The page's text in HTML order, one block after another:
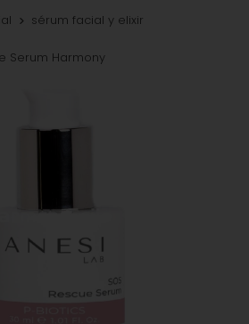
sérum facial y elixir
Serum Harmony